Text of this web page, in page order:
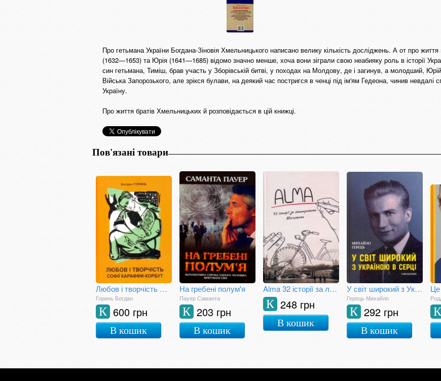
Про гетьмана України Богдана-Зіновія Хмельницького написано велику кількість досліджень. А от про
(1632—1653) та Юрія (1641—1685) відомо значно менше, хоча вони зіграли свою неабияку роль в історії
син гетьмана, Тиміш, брав участь у Зборівській битві, у походах на Молдову, де і загинув, а молодший,
Війська Запорозького, але зрікся булави, на деякий час постригся в ченці під ім'ям Гедеона, чинив невдалі
Україну.
Про життя братів Хмельницьких й розповідається в цій книжці.
Пов'язані товари
Любов і творчість Софії Караффи-Корбут. Книга 1
Горинь Богдан
600 грн
К
В кошик
На гребені полум'я
Пауер Саманта
203 грн
К
В кошик
Alma 32 історії за лаштунками Могилянки
248 грн
К
В кошик
У світ широкий з Україною в серці
Герець Михайло
292 грн
К
В кошик
Це
К